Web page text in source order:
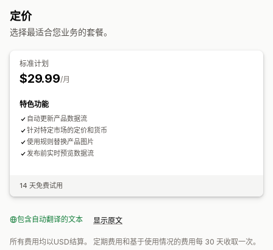
多币种
定价
选择最适合您业务的套餐。
标准计划
$29.99/月
特色功能
自动更新产品数据流
针对特定市场的定价和货币
使用规则替换产品图片
发布前实时预览数据流
14 天免费试用
包含自动翻译的文本 显示原文
所有费用均以USD结算。 定期费用和基于使用情况的费用每 30 天收取一次。